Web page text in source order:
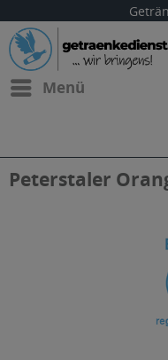
Menü
Peterstaler